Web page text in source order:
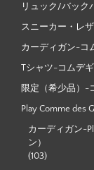
リュック/バック
スニーカー・レ
カーディガン-コ
Tシャツ-コムデ
限定（希少品）-
Play Comme des
カーディガン-
ン）
(103)